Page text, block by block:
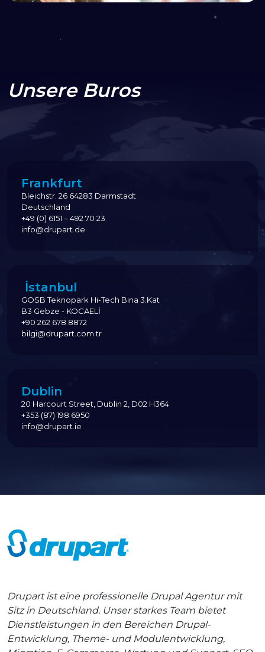
Unsere Buros
Frankfurt
Bleichstr. 26 64283 Darmstadt
Deutschland
+49 (0) 6151 – 492 70 23
info@drupart.de
İstanbul
GOSB Teknopark Hi-Tech Bina 3.Kat
B3 Gebze - KOCAELİ
+90 262 678 8872
bilgi@drupart.com.tr
Dublin
20 Harcourt Street, Dublin 2, D02 H364
+353 (87) 198 6950
info@drupart.ie
Drupart ist eine professionelle Drupal Agentur mit
Sitz in Deutschland. Unser starkes Team bietet
Dienstleistungen in den Bereichen Drupal-
Entwicklung, Theme- und Modulentwicklung,